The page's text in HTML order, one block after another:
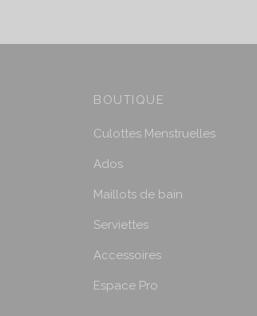
BOUTIQUE
Culottes Menstruelles
Ados
Maillots de bain
Serviettes
Accessoires
Espace Pro